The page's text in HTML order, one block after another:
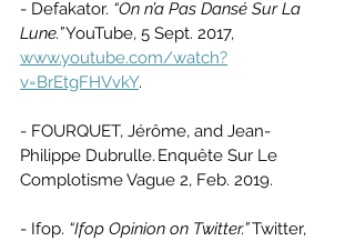
- Defakator. “On n’a Pas Dansé Sur La
Lune.” YouTube, 5 Sept. 2017,
www.youtube.com/watch?
v=BrEtgFHVvkY.
‌- FOURQUET, Jérôme, and Jean-
Philippe Dubrulle. Enquête Sur Le
Complotisme Vague 2, Feb. 2019.
- Ifop. “Ifop Opinion on Twitter.” Twitter,